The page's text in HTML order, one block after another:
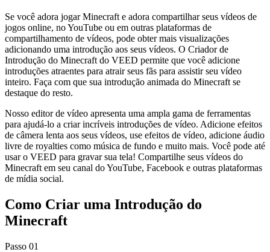
Se você adora jogar Minecraft e adora compartilhar seus vídeos de
jogos online, no YouTube ou em outras plataformas de
compartilhamento de vídeos, pode obter mais visualizações
adicionando uma introdução aos seus vídeos. O Criador de
Introdução do Minecraft do VEED permite que você adicione
introduções atraentes para atrair seus fãs para assistir seu vídeo
inteiro. Faça com que sua introdução animada do Minecraft se
destaque do resto.
Nosso editor de vídeo apresenta uma ampla gama de ferramentas
para ajudá-lo a criar incríveis introduções de vídeo. Adicione efeitos
de câmera lenta aos seus vídeos, use efeitos de vídeo, adicione áudio
livre de royalties como música de fundo e muito mais. Você pode até
usar o VEED para gravar sua tela! Compartilhe seus vídeos do
Minecraft em seu canal do YouTube, Facebook e outras plataformas
de mídia social.
Como Criar uma Introdução do
Minecraft
Passo 01